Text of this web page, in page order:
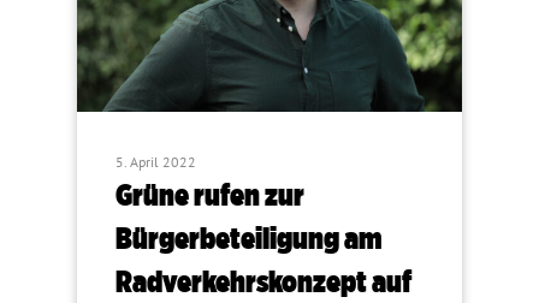
5. April 2022
Grüne rufen zur
Bürgerbeteiligung am
Radverkehrskonzept auf